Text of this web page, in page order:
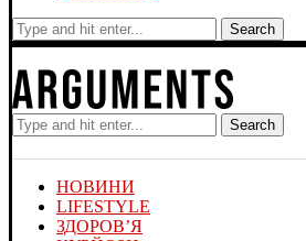
Search
Search
НОВИНИ
LIFESTYLE
ЗДОРОВ’Я